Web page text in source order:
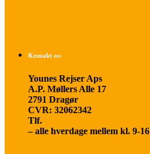
Kontakt os:
Younes Rejser Aps
A.P. Møllers Alle 17
2791 Dragør
CVR: 32062342
Tlf.
– alle hverdage mellem kl. 9-16